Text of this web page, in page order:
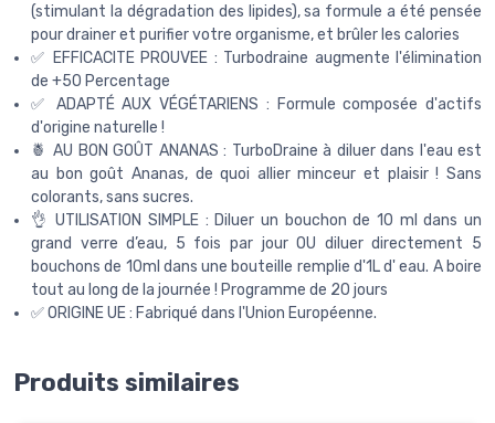
(stimulant la dégradation des lipides), sa formule a été pensée
pour drainer et purifier votre organisme, et brûler les calories
✅ EFFICACITE PROUVEE : Turbodraine augmente l'élimination
de +50 Percentage
✅ ADAPTÉ AUX VÉGÉTARIENS : Formule composée d'actifs
d'origine naturelle !
🍍 AU BON GOÛT ANANAS : TurboDraine à diluer dans l'eau est
au bon goût Ananas, de quoi allier minceur et plaisir ! Sans
colorants, sans sucres.
👌 UTILISATION SIMPLE : Diluer un bouchon de 10 ml dans un
grand verre d’eau, 5 fois par jour OU diluer directement 5
bouchons de 10ml dans une bouteille remplie d'1L d' eau. A boire
tout au long de la journée ! Programme de 20 jours
✅ ORIGINE UE : Fabriqué dans l'Union Européenne.
Produits similaires